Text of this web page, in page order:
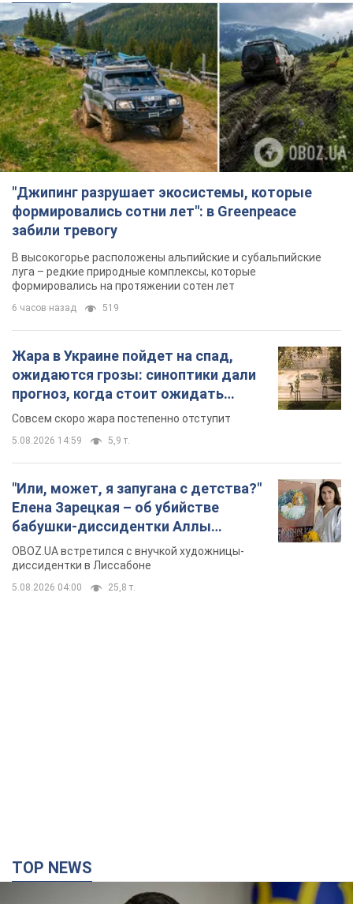
забили тревогу
В высокогорье расположены альпийские и субальпийские
луга – редкие природные комплексы, которые
формировались на протяжении сотен лет
6 часов назад 519
Жара в Украине пойдет на спад,
ожидаются грозы: синоптики дали
прогноз, когда стоит ожидать
изменения погоды
Совсем скоро жара постепенно отступит
5.08.2026 14:59 5,9 т.
"Или, может, я запугана с детства?"
Елена Зарецкая – об убийстве
бабушки-диссидентки Аллы
детьми
OBOZ.UA встретился с внучкой художницы-
5.08.2026 04:00
установки российских баллистических ракет:
Зеленский провел заседание СНБО